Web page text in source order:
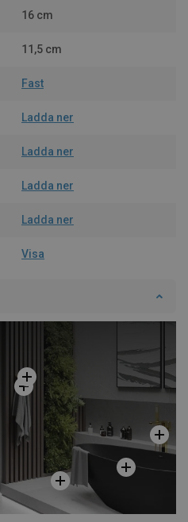
16 cm
11,5 cm
Fast
Ladda ner
Ladda ner
Ladda ner
Ladda ner
Visa